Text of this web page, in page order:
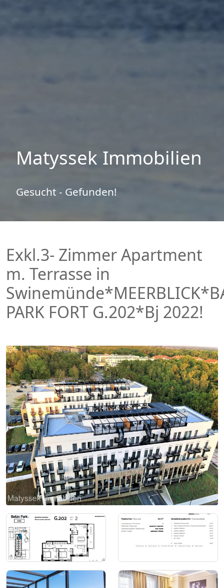
Matyssek Immobilien
Gesucht - Gefunden!
Exkl.3- Zimmer Apartment
m. Terrasse in
PARK FORT G.202*Bj 2022!